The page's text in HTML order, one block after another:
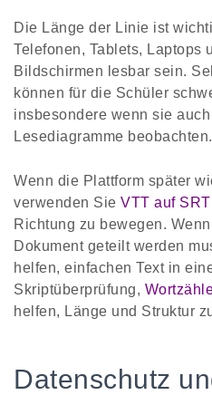
Die Länge der Linie ist
Telefonen, Tablets, Laptops
Bildschirmen lesbar sein.
können für die Schüler
insbesondere wenn sie
Lesediagramme beobachten.
Wenn die Plattform später
verwenden Sie VTT auf
Richtung zu bewegen.
Dokument geteilt werden
helfen, einfachen Text in
Skriptüberprüfung,
helfen, Länge und Struktur
Datenschutz